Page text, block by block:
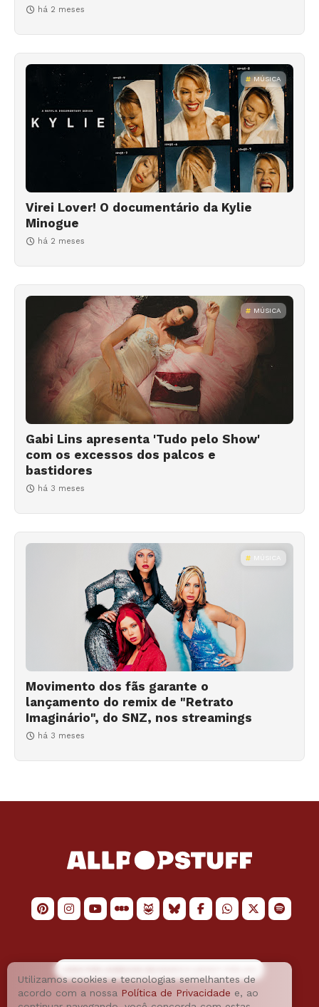
há 2 meses
MÚSICA
Virei Lover! O documentário da Kylie
Minogue
há 2 meses
MÚSICA
Gabi Lins apresenta 'Tudo pelo Show'
com os excessos dos palcos e
bastidores
há 3 meses
MÚSICA
Movimento dos fãs garante o
lançamento do remix de "Retrato
Imaginário", do SNZ, nos streamings
há 3 meses
Utilizamos cookies e tecnologias semelhantes de
acordo com a nossa Política de Privacidade e, ao